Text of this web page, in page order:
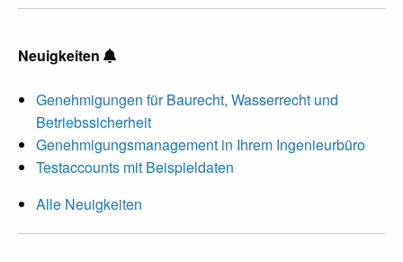
Neuigkeiten
Genehmigungen für Baurecht, Wasserrecht und
Betriebssicherheit
Genehmigungsmanagement in Ihrem Ingenieurbüro
Testaccounts mit Beispieldaten
Alle Neuigkeiten